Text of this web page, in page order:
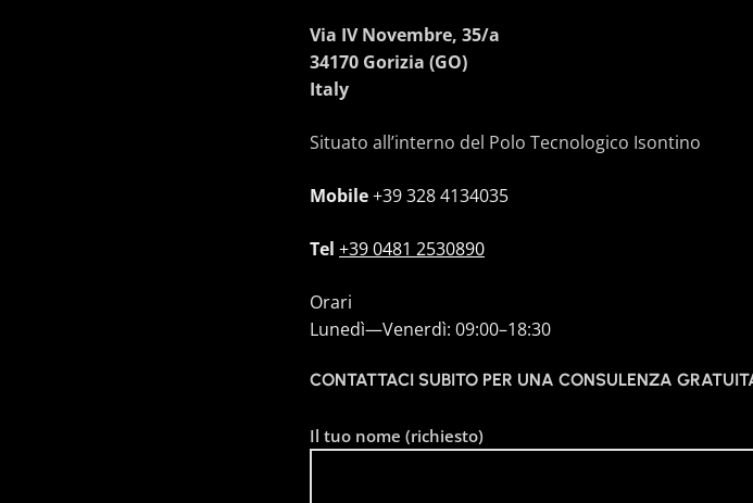
Via IV Novembre, 35/a
34170 Gorizia (GO)
Italy
Situato all’interno del Polo Tecnologico Isontino
Mobile+39 328 4134035
Tel +39 0481 2530890
Orari
Lunedì—Venerdì: 09:00–18:30
CONTATTACI SUBITO PER UNA CONSULENZA
Il tuo nome (richiesto)